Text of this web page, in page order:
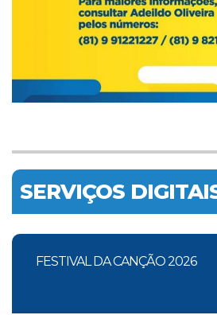
SERVIÇOS
FESTIVAL DA CANÇÃO 2026